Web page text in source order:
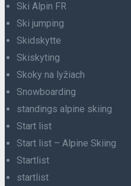
Ski Alpin FR
Ski jumping
Skidskytte
Skiskyting
Skoky na lyžiach
Snowboarding
standings alpine skiing
Start list
Start list – Alpine Skiing
Startlist
startlist